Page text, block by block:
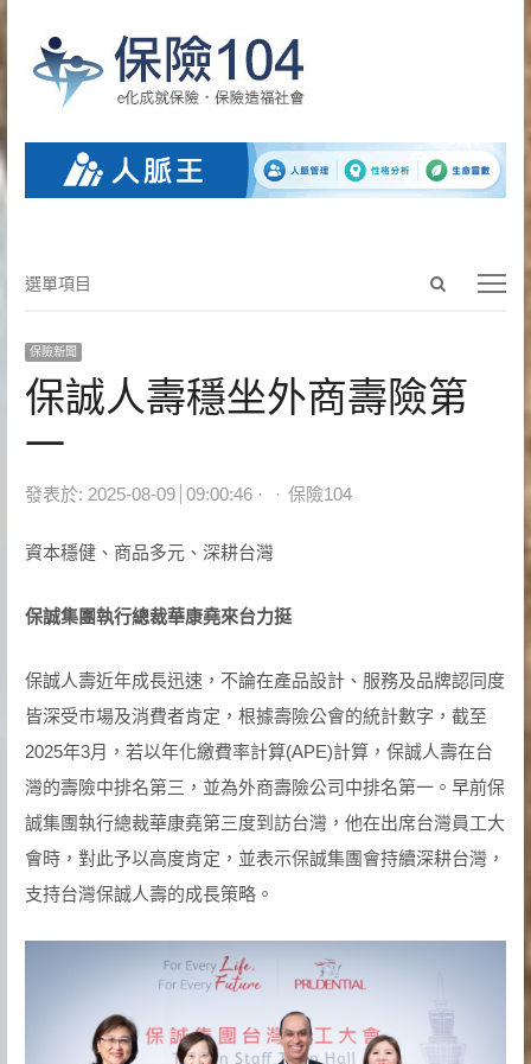
Open
search
選
項
目
選單項目
保險新聞
保誠人壽穩坐外商壽險第
一
發表於: 2025-08-09 09:00:46 Author
保險104
資本穩健、商品多元、深耕台灣
保誠集團執行總裁華康堯來台力挺
保誠人壽近年成長迅速，不論在產品設計、服務及品牌認同度
皆深受巿場及消費者肯定，根據壽險公會的統計數字，截至
2025年3月，若以年化繳費率計算(APE)計算，保誠人壽在台
灣的壽險中排名第三，並為外商壽險公司中排名第一。早前保
誠集團執行總裁華康堯第三度到訪台灣，他在出席台灣員工大
會時，對此予以高度肯定，並表示保誠集團會持續深耕台灣，
支持台灣保誠人壽的成長策略。